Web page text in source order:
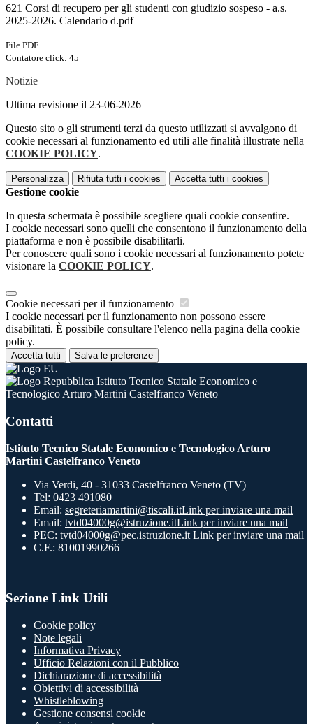
621 Corsi di recupero per gli studenti con giudizio sospeso - a.s.
2025-2026. Calendario d.pdf
File PDF
Contatore click: 45
Notizie
Ultima revisione il 23-06-2026
Questo sito o gli strumenti terzi da questo utilizzati si avvalgono di
cookie necessari al funzionamento ed utili alle finalità illustrate nella
COOKIE POLICY.
Personalizza Rifiuta tutti i cookies Accetta tutti i cookies
Gestione cookie
In questa schermata è possibile scegliere quali cookie consentire.
I cookie necessari sono quelli che consentono il funzionamento della
piattaforma e non è possibile disabilitarli.
Per conoscere quali sono i cookie necessari al funzionamento potete
visionare la COOKIE POLICY.
Cookie necessari per il funzionamento
I cookie necessari per il funzionamento non possono essere
disabilitati. È possibile consultare l'elenco nella pagina della cookie
policy.
Accetta tutti Salva le preferenze
Istituto Tecnico Statale Economico e
Tecnologico Arturo Martini Castelfranco Veneto
Contatti
Istituto Tecnico Statale Economico e Tecnologico Arturo
Martini Castelfranco Veneto
Via Verdi, 40 - 31033 Castelfranco Veneto (TV)
Tel: 0423 491080
Email: segreteriamartini@tiscali.itLink per inviare una mail
Email: tvtd04000g@istruzione.itLink per inviare una mail
PEC: tvtd04000g@pec.istruzione.it Link per inviare una mail
C.F.: 81001990266
Sezione Link Utili
Cookie policy
Note legali
Informativa Privacy
Ufficio Relazioni con il Pubblico
Dichiarazione di accessibilità
Obiettivi di accessibilità
Whistleblowing
Gestione consensi cookie